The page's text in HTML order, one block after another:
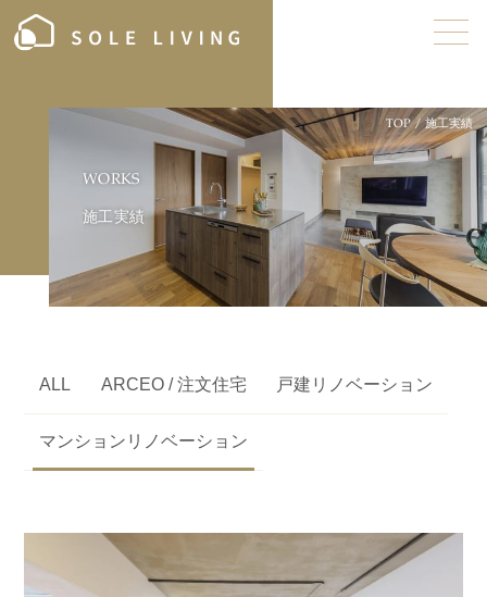
WORKS
施工実績
TOP/施工実績
ALL ARCEO / 注文住宅 戸建リノベーション
マンションリノベーション